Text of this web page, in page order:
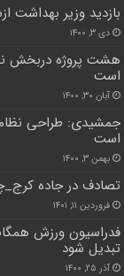
بازدید وزیر بهداشت
دی ۳, ۱۴۰۰
هشت پروژه دربخش
است
آبان ۳۰, ۱۴۰۰
جمشیدی: طراحی
است
بهمن ۳, ۱۴۰۰
تصادف در جاده کرج_چالوس ۱۰ مصدوم
فروردین ۱۱, ۱۴۰۱
فدراسیون ورزش
تبدیل شود
آذر ۲۵, ۱۴۰۰